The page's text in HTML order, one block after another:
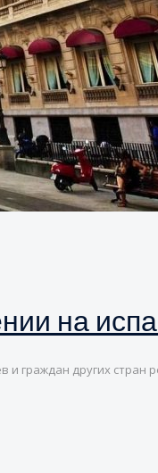
на
и граждан других стран